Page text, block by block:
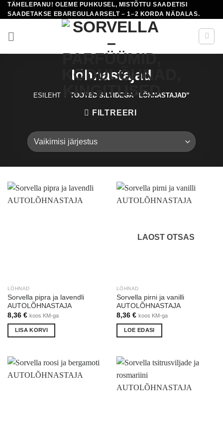
Skip
to
content
TÄHELEPANU! OLEME PUHKUSEL, MISTÕTTU SAADETISI
SAADETAKSE EBAREGULAARSELT – 1–2 KORDA NÄDALAS.
lõhnastajad
ESILEHT / TOOTED SILTIDEGA “LÕHNASTAJAD”
FILTREERI
LÕHNAD
Sorvella pipra ja lavendli
AUTOLÕHNASTAJA
8,36 € koos KM-ga
LISA KORVI
LAOST OTSAS
LÕHNAD
Sorvella pirni ja vanilli
AUTOLÕHNASTAJA
8,36 € koos KM-ga
LOE EDASI